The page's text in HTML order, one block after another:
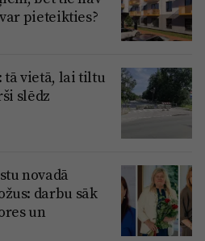
pieteikties?
vietā, lai tiltu
slēdz
novadā
darbu sāk
un